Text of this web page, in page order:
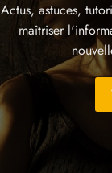
Actus, astuces,
maîtriser